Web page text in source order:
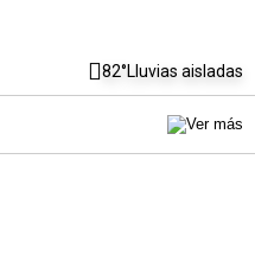
82°Lluvias aisladas